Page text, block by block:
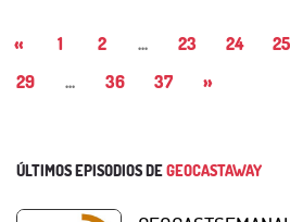
« 1 2 ... 23 24 25
29
... 36 37 »
ÚLTIMOS EPISODIOS DEGEOCASTAWAY